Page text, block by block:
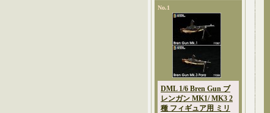
No.1
DML 1/6 Bren Gun ブ
レンガン MK1/ MK3 2
種 フィギュア用 ミリ